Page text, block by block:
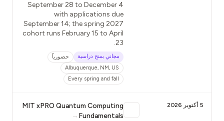
September 28 to December 4
with applications due
September 14; the spring 2027
cohort runs February 15 to April
23.
مجاني بمنح دراسية
حضورياً
Albuquerque, NM, US
Every spring and fall
5 أكتوبر 2026
MIT xPRO Quantum Computing
Fundamentals
→